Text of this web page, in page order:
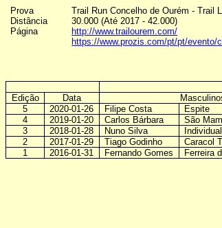
Prova
Trail Run Concelho de Ourém - Trail
Distância
30.000 (Até 2017 - 42.000)
Página
http://www.trailourem.com/
https://www.prozis.com/pt/pt/evento/
Edição
Data
5
2020-01-26 Filipe Costa Espite
4
2019-01-20 Carlos Bárbara São
3
2018-01-28 Nuno Silva Individual
2
2017-01-29 Tiago Godinho Caracol
1
2016-01-31 Fernando Gomes Ferreira